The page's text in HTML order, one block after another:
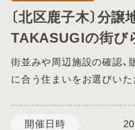
〔北区鹿子木〕分
TAKASUGIの街び
街並みや周辺施設の確認、
に合う住まいをお選びいた
開催日時